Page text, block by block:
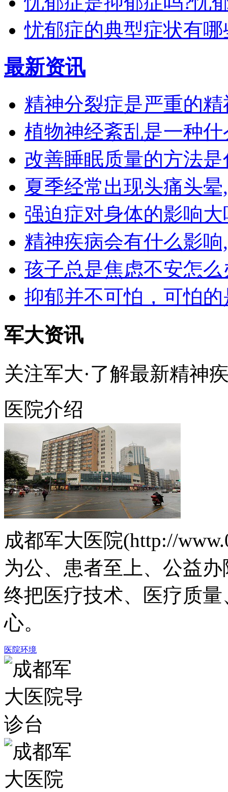
忧郁症的典型症状有哪
最新资讯
精神分裂症是严重的
植物神经紊乱是一种
改善睡眠质量的方法
夏季经常出现头痛头
强迫症对身体的影响
精神疾病会有什么影
孩子总是焦虑不安怎
抑郁并不可怕，可怕
军大资讯
关注军大·了解最新精神
医院介绍
成都军大医院(http://
为公、患者至上、公益
终把医疗技术、医疗质
心。
医院环境